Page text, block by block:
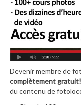
Devenir membre de
complètement gratuit!
du contenu de